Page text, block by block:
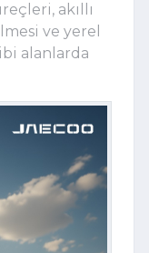
akıllı
ve yerel
alanlarda